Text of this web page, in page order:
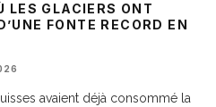
GLACIERS ONT
FONTE RECORD EN
avaient déjà consommé la